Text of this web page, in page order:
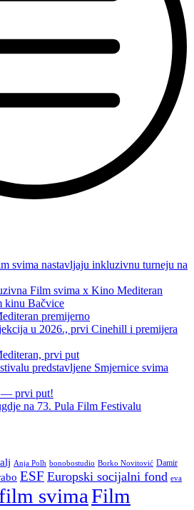
svima nastavljaju inkluzivnu turneju na
Film svima x Kino Mediteran
kinu Bačvice
premijerno
u 2026., prvi Cinehill i premijera
prvi put
predstavljene Smjernice svima
— prvi put!
na 73. Pula Film Festivalu
Anja Polh bonobostudio Borko Novitović Damir
ESF Europski socijalni fond eva
film svimaFilm